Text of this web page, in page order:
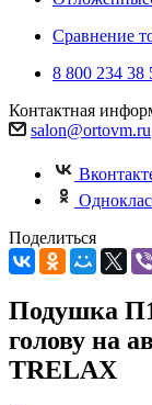
Сравнение
8 800 234 38
Контактная
salon@ortovm.ru
Поделиться
Подушка
голову на
TRELAX